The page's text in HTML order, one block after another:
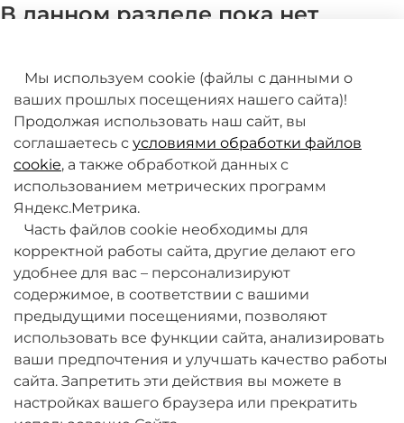
В данном разделе пока нет
О компании
Товары и услуги
+7 (495) 789-38-95
09:00 - 18:00 (будни, по МСК)
Мы используем cookie (файлы с данными о
ваших прошлых посещениях нашего сайта)!
Продолжая использовать наш сайт, вы
соглашаетесь с условиями обработки файлов
cookie, а также обработкой данных с
использованием метрических программ
Яндекс.Метрика.
Часть файлов cookie необходимы для
корректной работы сайта, другие делают его
удобнее для вас – персонализируют
содержимое, в соответствии с вашими
предыдущими посещениями, позволяют
использовать все функции сайта, анализировать
ваши предпочтения и улучшать качество работы
сайта. Запретить эти действия вы можете в
настройках вашего браузера или прекратить